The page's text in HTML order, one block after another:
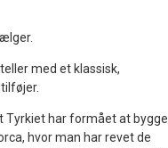
med et klassisk,
Tyrkiet har formået at bygge
hvor man har revet de